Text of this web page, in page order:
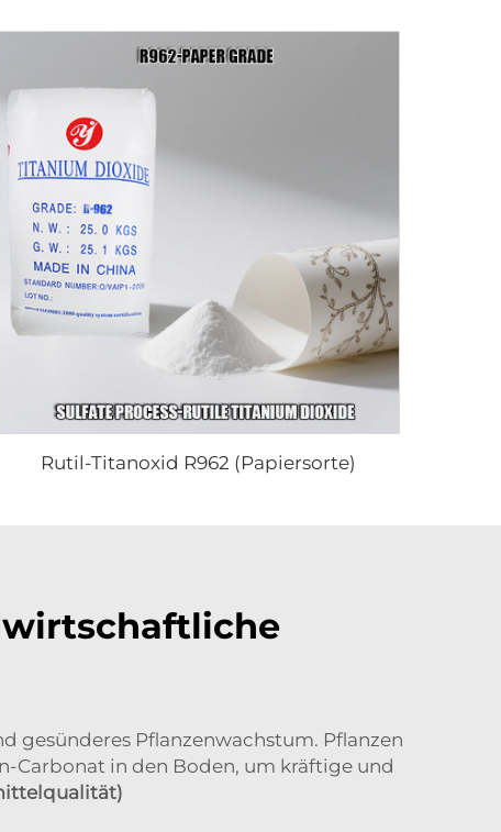
Rutil-Titanoxid R962 (Papiersorte)
gesünderes Pflanzenwachstum. Pflanzen
Carbonat in den Boden, um kräftige und